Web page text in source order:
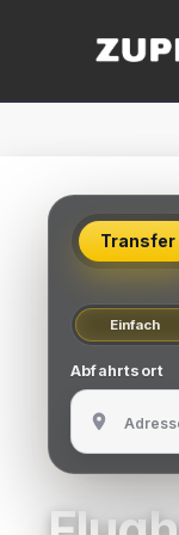
Transfer
Einfach
Abfahrtsort